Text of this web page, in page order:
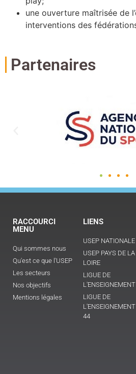
une ouverture maîtrisée de
interventions des
Partenaires
RACCOURCI
MENU
Qui sommes nous
Qu'est ce que l'USEP
Les secteurs
Nos objectifs
Mentions légales
LIENS
USEP NATIONALE
USEP PAYS DE LA
LOIRE
LIGUE DE
L'ENSEIGNEMENT
LIGUE DE
L'ENSEIGNEMENT
44